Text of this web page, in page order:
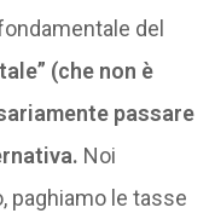
del
(che non è
passare
Noi
paghiamo le tasse